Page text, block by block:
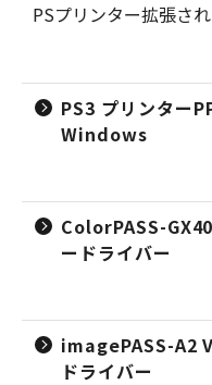
PSプリンター拡張さ
PS3 プリンター
Windows
ColorPASS-
ードライバー
imagePASS-A2
ドライバー